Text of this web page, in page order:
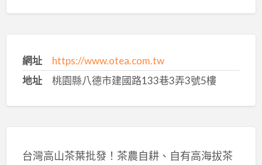
網址
https://www.otea.com.tw
地址
桃園縣八德市建國路133巷3弄3號5樓
台灣高山茶葉批發！茶農自耕、自有高海拔茶